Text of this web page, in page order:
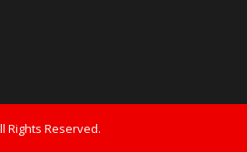
Rights Reserved.